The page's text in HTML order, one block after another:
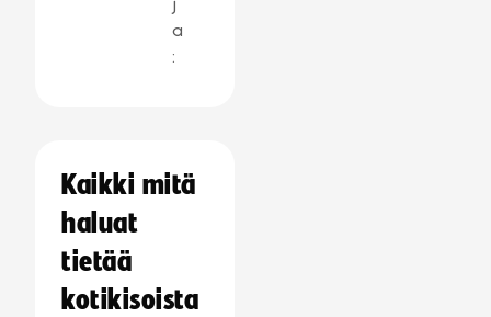
a
:
Kaikki mitä
haluat
tietää
kotikisoista